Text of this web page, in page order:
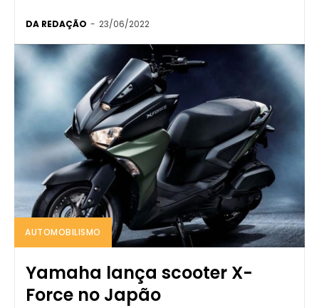
DA REDAÇÃO - 23/06/2022
AUTOMOBILISMO
Yamaha lança scooter X-
Force no Japão